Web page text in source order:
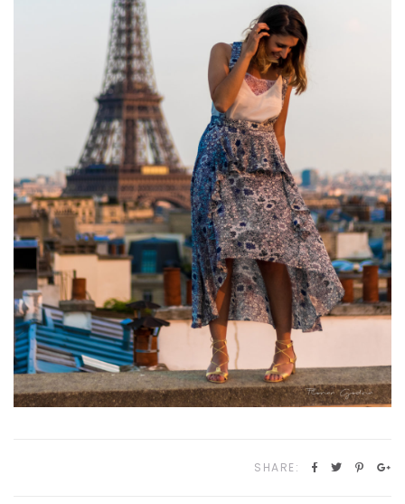
SHARE: